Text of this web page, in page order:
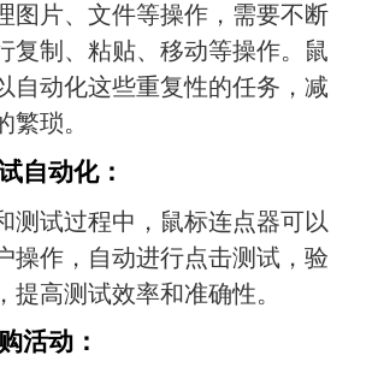
图片、文件等操作，需要不断
复制、粘贴、移动等操作。鼠
自动化这些重复性的任务，减
繁琐。
自动化：
测试过程中，鼠标连点器可以
操作，自动进行点击测试，验
提高测试效率和准确性。
活动：